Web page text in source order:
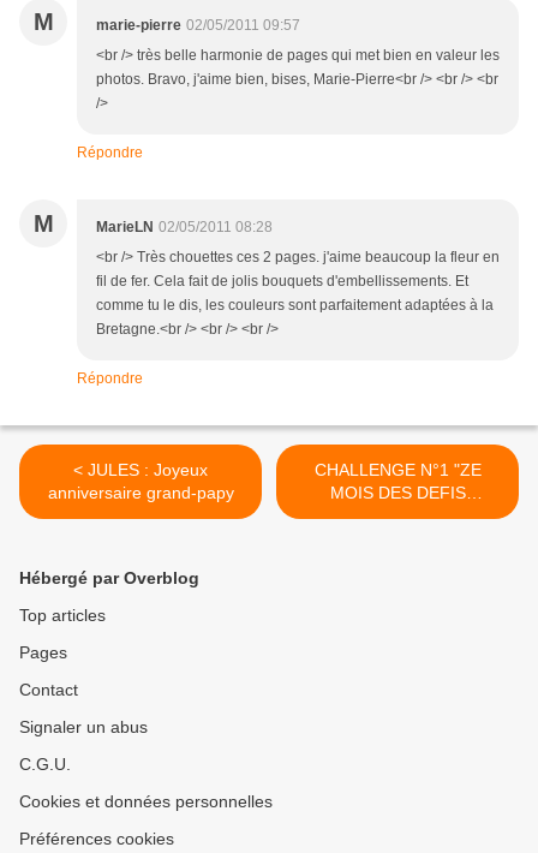
M marie-pierre 02/05/2011 09:57
<br /> très belle harmonie de pages qui met bien en valeur les
photos. Bravo, j'aime bien, bises, Marie-Pierre<br /> <br /> <br
/>
Répondre
M MarieLN 02/05/2011 08:28
<br /> Très chouettes ces 2 pages. j'aime beaucoup la fleur en
fil de fer. Cela fait de jolis bouquets d'embellissements. Et
comme tu le dis, les couleurs sont parfaitement adaptées à la
Bretagne.<br /> <br /> <br />
Répondre
< JULES : Joyeux
anniversaire grand-papy
CHALLENGE N°1 "ZE
MOIS DES DEFIS
ZETIQUETTES" >
Hébergé par Overblog
Top articles
Pages
Contact
Signaler un abus
C.G.U.
Cookies et données personnelles
Préférences cookies